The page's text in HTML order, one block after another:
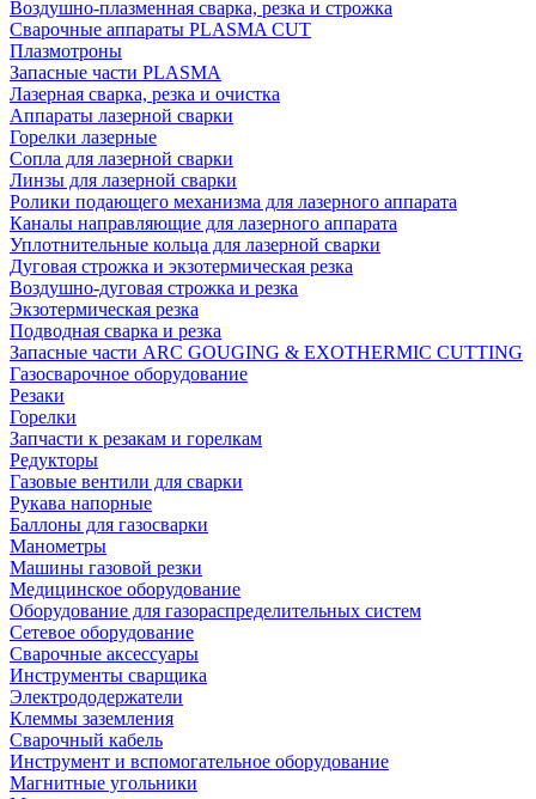
Воздушно-плазменная сварка, резка и строжка
Сварочные аппараты PLASMA CUT
Плазмотроны
Запасные части PLASMA
Лазерная сварка, резка и очистка
Аппараты лазерной сварки
Горелки лазерные
Сопла для лазерной сварки
Линзы для лазерной сварки
Ролики подающего механизма для лазерного аппарата
Каналы направляющие для лазерного аппарата
Уплотнительные кольца для лазерной сварки
Дуговая строжка и экзотермическая резка
Воздушно-дуговая строжка и резка
Экзотермическая резка
Подводная сварка и резка
Запасные части ARC GOUGING & EXOTHERMIC CUTTING
Газосварочное оборудование
Резаки
Горелки
Запчасти к резакам и горелкам
Редукторы
Газовые вентили для сварки
Рукава напорные
Баллоны для газосварки
Манометры
Машины газовой резки
Медицинское оборудование
Оборудование для газораспределительных систем
Сетевое оборудование
Сварочные аксессуары
Инструменты сварщика
Электрододержатели
Клеммы заземления
Сварочный кабель
Инструмент и вспомогательное оборудование
Магнитные угольники